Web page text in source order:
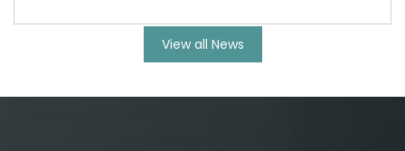
View all News